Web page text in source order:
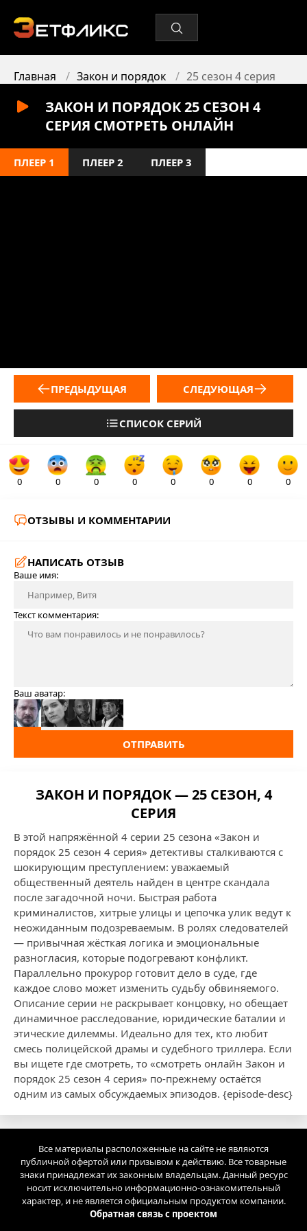
Главная Закон и порядок 25 сезон 4 серия
ЗАКОН И ПОРЯДОК 25 СЕЗОН 4
СЕРИЯ СМОТРЕТЬ ОНЛАЙН
ПЛЕЕР 1 ПЛЕЕР 2 ПЛЕЕР 3
ПРЕДЫДУЩАЯ
СПИСОК СЕРИЙ
СЛЕДУЮЩАЯ
0 0 0 0 0 0 0 0
ОТЗЫВЫ И КОММЕНТАРИИ
НАПИСАТЬ ОТЗЫВ
Ваше имя:
Текст комментария:
Ваш аватар:
ОТПРАВИТЬ
ЗАКОН И ПОРЯДОК — 25 СЕЗОН, 4
СЕРИЯ
В этой напряжённой 4 серии 25 сезона «Закон и
порядок 25 сезон 4 серия» детективы сталкиваются с
шокирующим преступлением: уважаемый
общественный деятель найден в центре скандала
после загадочной ночи. Быстрая работа
криминалистов, хитрые улицы и цепочка улик ведут к
неожиданным подозреваемым. В ролях следователей
— привычная жёсткая логика и эмоциональные
разногласия, которые подогревают конфликт.
Параллельно прокурор готовит дело в суде, где
каждое слово может изменить судьбу обвиняемого.
Описание серии не раскрывает концовку, но обещает
динамичное расследование, юридические баталии и
этические дилеммы. Идеально для тех, кто любит
смесь полицейской драмы и судебного триллера. Если
вы ищете где смотреть, то «смотреть онлайн Закон и
порядок 25 сезон 4 серия» по-прежнему остаётся
одним из самых обсуждаемых эпизодов. {episode-desc}
Все материалы расположенные на сайте не являются
публичной офертой или призывом к действию. Все товарные
знаки принадлежат их законным владельцам. Данный ресурс
носит исключительно информационно-ознакомительный
характер, и не является официальным продуктом компании.
Обратная связь с проектом